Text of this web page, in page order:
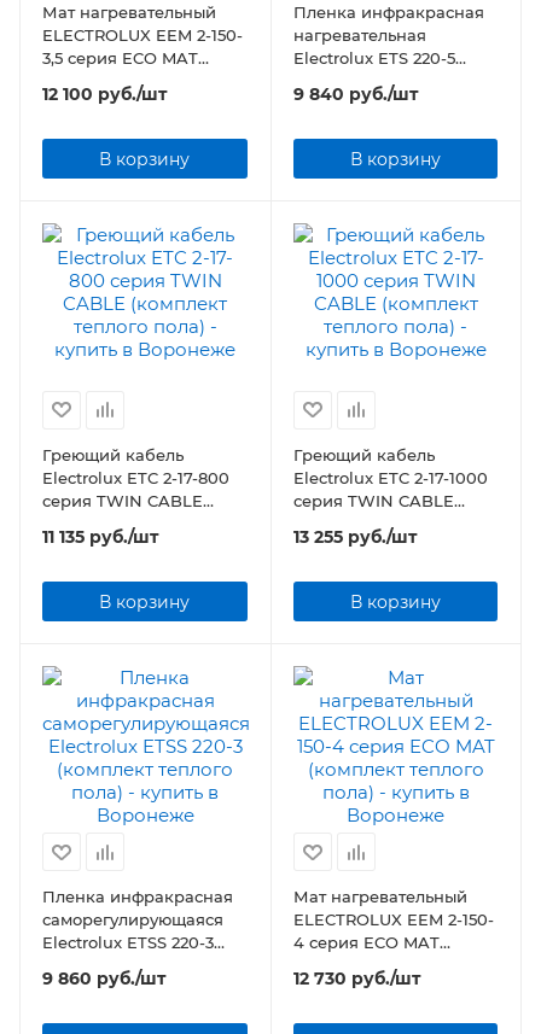
Мат нагревательный
ELECTROLUX EEM 2-150-
3,5 серия ECO MAT
(комплект теплого пола)
12 100 руб./шт
В корзину
Пленка инфракрасная
нагревательная
Electrolux ETS 220-5
(комплект теплого пола)
9 840 руб./шт
В корзину
Греющий кабель
Electrolux ETC 2-17-800
серия TWIN CABLE
(комплект теплого пола)
11 135 руб./шт
В корзину
Греющий кабель
Electrolux ETC 2-17-1000
серия TWIN CABLE
(комплект теплого пола)
13 255руб./шт
В корзину
Пленка инфракрасная
саморегулирующаяся
Electrolux ETSS 220-3
(комплект теплого пола)
9 860 руб./шт
Мат нагревательный
ELECTROLUX EEM 2-150-
4 серия ECO MAT
(комплект теплого пола)
12 730 руб./шт